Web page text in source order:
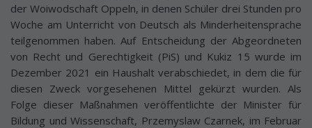
der Woiwodschaft Oppeln, in denen Schüler drei Stunden pro
Woche am Unterricht von Deutsch als Minderheitensprache
teilgenommen haben. Auf Entscheidung der Abgeordneten
von Recht und Gerechtigkeit (PiS) und Kukiz 15 wurde im
Dezember 2021 ein Haushalt verabschiedet, in dem die für
diesen Zweck vorgesehenen Mittel gekürzt wurden. Als
Folge dieser Maßnahmen veröffentlichte der Minister für
Bildung und Wissenschaft, Przemyslaw Czarnek, im Februar